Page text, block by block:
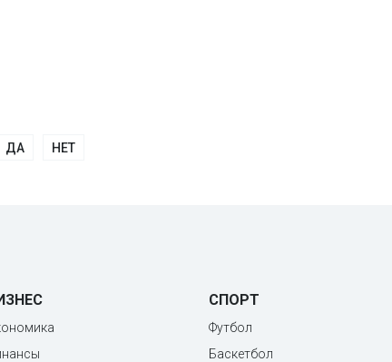
ДА НЕТ
СПОРТ
Футбол
Баскетбол